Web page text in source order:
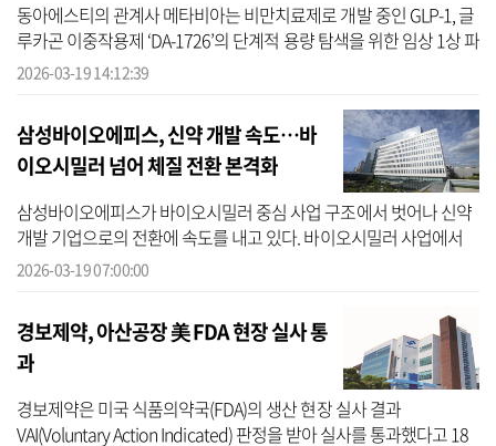
동아에스티의 관계사 메타비아는 비만치료제로 개발 중인 GLP-1, 글
루카곤 이중작용제 ‘DA-1726’의 단계적 용량 탐색을 위한 임상 1상 파
트3가 미국 임상기관 임상시험윤리심의원회(IRB) 승인을 획득했다고
2026-03-19 14:12:39
삼성바이오에피스, 신약 개발 속도…바
이오시밀러 넘어 체질 전환 본격화
삼성바이오에피스가 바이오시밀러 중심 사업 구조에서 벗어나 신약
개발 기업으로의 전환에 속도를 내고 있다. 바이오시밀러 사업에서
창출되는 안정적인 현금을 기반으로 신약 파이프라인을 확대하며 중
2026-03-19 07:00:00
경보제약, 아산공장 美 FDA 현장 실사 통
과
경보제약은 미국 식품의약국(FDA)의 생산 현장 실사 결과
VAI(Voluntary Action Indicated) 판정을 받아 실사를 통과했다고 18